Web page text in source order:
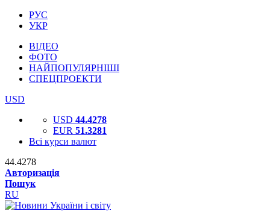
РУС
УКР
ВІДЕО
ФОТО
НАЙПОПУЛЯРНІШІ
СПЕЦПРОЕКТИ
USD
USD 44.4278
EUR 51.3281
Всі курси валют
44.4278
Авторизація
Пошук
RU